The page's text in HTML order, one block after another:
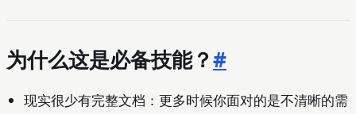
为什么这是必备技能？#
现实很少有完整文档：更多时候你面对的是不清晰的需